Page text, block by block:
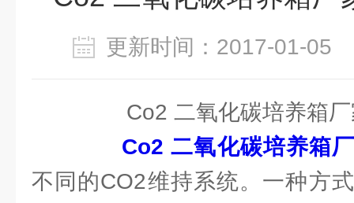
更新时间：2017-01-
Co2 二氧化碳培养箱厂
Co2 二氧化碳培养箱
不同的CO2维持系统。一种方